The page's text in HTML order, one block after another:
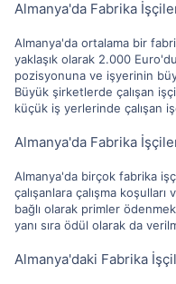
Almanya'da Fabrika
Almanya'da ortalama bir
yaklaşık olarak 2.000
pozisyonuna ve işyerinin
Büyük şirketlerde çalışan
küçük iş yerlerinde çalışan
Almanya'da Fabrika
Almanya'da birçok fabrika
çalışanlara çalışma
bağlı olarak primler
yanı sıra ödül olarak da
Almanya'daki Fabrika